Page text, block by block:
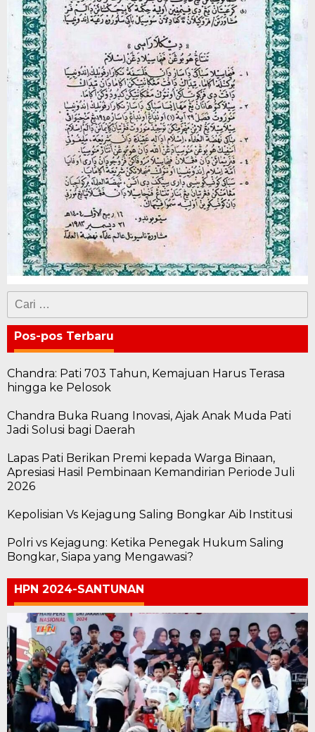
Cari
untuk:
Pos-pos Terbaru
Chandra: Pati 703 Tahun, Kemajuan Harus Terasa
hingga ke Pelosok
Chandra Buka Ruang Inovasi, Ajak Anak Muda Pati
Jadi Solusi bagi Daerah
Lapas Pati Berikan Premi kepada Warga Binaan,
Apresiasi Hasil Pembinaan Kemandirian Periode Juli
2026
Kepolisian Vs Kejagung Saling Bongkar Aib Institusi
Polri vs Kejagung: Ketika Penegak Hukum Saling
Bongkar, Siapa yang Mengawasi?
HPN 2024-SANTUNAN